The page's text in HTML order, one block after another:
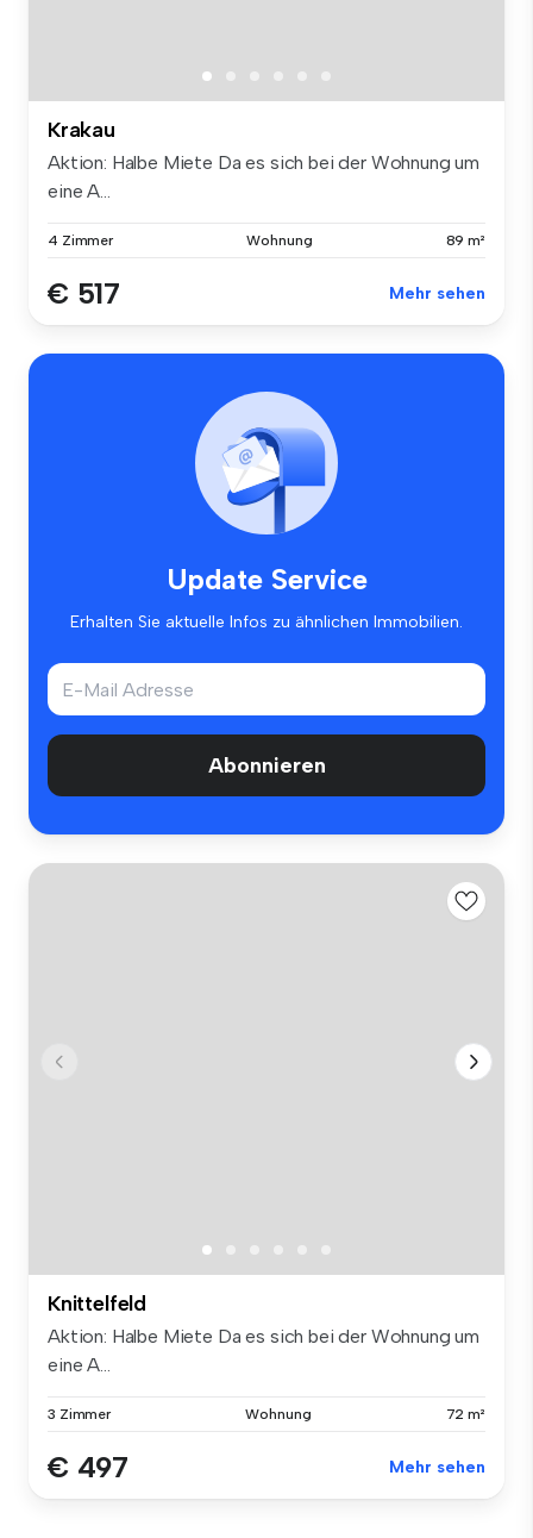
Krakau
Aktion: Halbe Miete Da es sich bei der Wohnung um
eine A...
4 Zimmer Wohnung 89 m²
€ 517 Mehr sehen
Update Service
Erhalten Sie aktuelle Infos zu ähnlichen Immobilien.
Abonnieren
Knittelfeld
Aktion: Halbe Miete Da es sich bei der Wohnung um
eine A...
3 Zimmer Wohnung 72 m²
€ 497 Mehr sehen